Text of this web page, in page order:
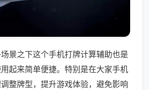
景之下这个手机打牌计算辅助也是
起来简单便捷。特别是在大家手机
整牌型，提升游戏体验，避免影响